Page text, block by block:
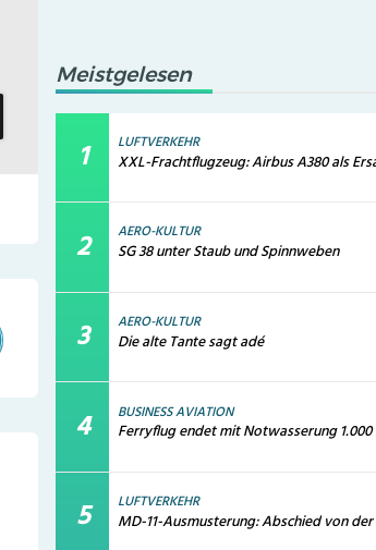
Meistgelesen
LUFTVERKEHR
XXL-Frachtflugzeug: Airbus A380 als
AERO-KULTUR
SG 38 unter Staub und Spinnweben
AERO-KULTUR
Die alte Tante sagt adé
BUSINESS AVIATION
Ferryflug endet mit Notwasserung
LUFTVERKEHR
MD-11-Ausmusterung: Abschied von